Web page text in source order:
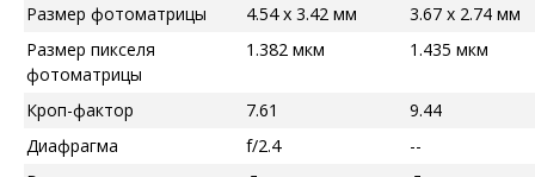
Размер фотоматрицы
4.54 x 3.42 мм
3.67 x 2.74 мм
Размер пикселя
фотоматрицы
1.382 мкм 1.435 мкм
Кроп-фактор 7.61
9.44
Диафрагма
f/2.4
--